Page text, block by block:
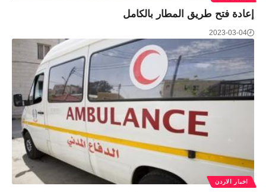
إعادة فتح طريق المطار بالكامل
2023-03-04
اخبار الاردن